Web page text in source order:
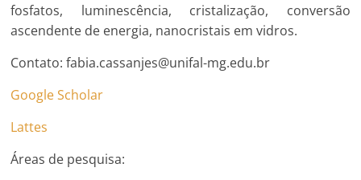
fosfatos, luminescência, cristalização, conversão
ascendente de energia, nanocristais em vidros.
Contato: fabia.cassanjes@unifal-mg.edu.br
Google Scholar
Lattes
Áreas de pesquisa: